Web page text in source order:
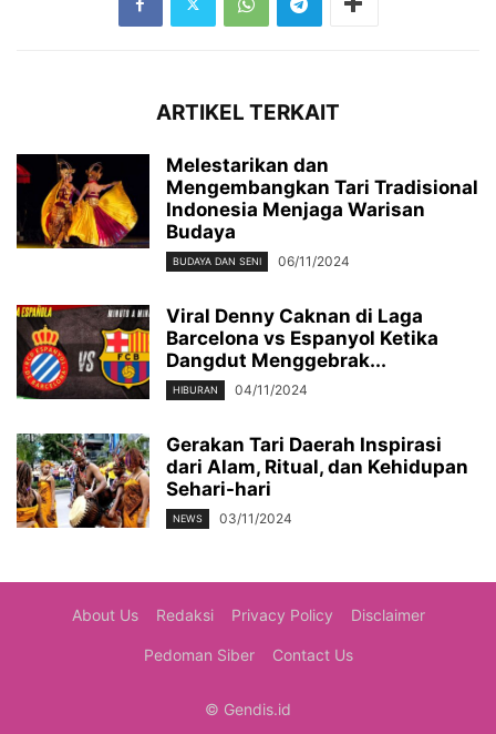
ARTIKEL TERKAIT
Melestarikan dan
Mengembangkan Tari Tradisional
Indonesia Menjaga Warisan
Budaya
BUDAYA DAN SENI 06/11/2024
Viral Denny Caknan di Laga
Barcelona vs Espanyol Ketika
Dangdut Menggebrak...
HIBURAN 04/11/2024
Gerakan Tari Daerah Inspirasi
dari Alam, Ritual, dan Kehidupan
Sehari-hari
NEWS 03/11/2024
About Us Redaksi Privacy Policy Disclaimer
Pedoman Siber Contact Us
© Gendis.id